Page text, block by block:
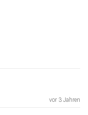
vor 3 Jahren